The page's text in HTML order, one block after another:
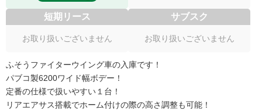
短期リース
お取り扱いございません
サブスク
お取り扱いございません
ふそうファイターウイング車の入庫です！
パブコ製6200ワイド幅ボデー！
定番の仕様で扱いやすい１台！
リアエアサス搭載でホーム付けの際の高さ調整も可能！